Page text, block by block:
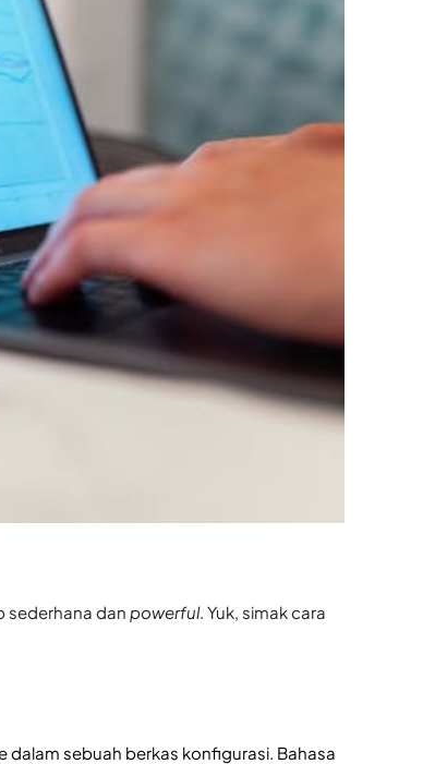
sederhana dan powerful. Yuk, simak cara
sebuah berkas konfigurasi. Bahasa